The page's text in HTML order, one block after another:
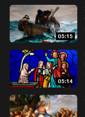
05:15
05:14